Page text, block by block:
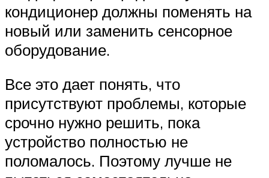
кондиционер должны поменять на
новый или заменить сенсорное
оборудование.
Все это дает понять, что
присутствуют проблемы, которые
срочно нужно решить, пока
устройство полностью не
поломалось. Поэтому лучше не